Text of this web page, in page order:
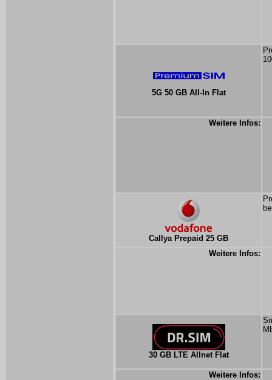
5G 50 GB All-In Flat
Weitere Infos:
Callya Prepaid 25 GB
Weitere Infos:
30 GB LTE Allnet Flat
Weitere Infos: